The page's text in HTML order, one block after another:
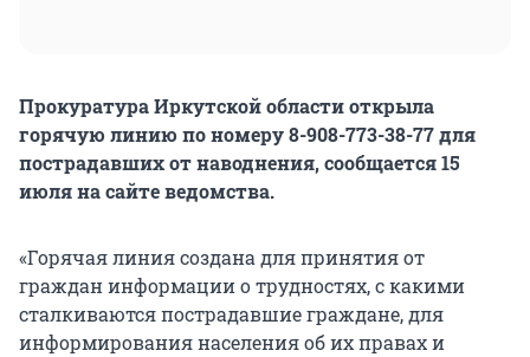
Прокуратура Иркутской области открыла
горячую линию по номеру 8-908-773-38-77 для
пострадавших от наводнения, сообщается 15
июля на сайте ведомства.
«Горячая линия создана для принятия от
граждан информации о трудностях, с какими
сталкиваются пострадавшие граждане, для
информирования населения об их правах и